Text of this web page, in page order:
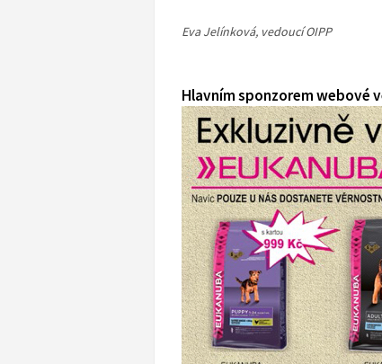
Eva Jelínková, vedoucí OIPP
Hlavním sponzorem webové